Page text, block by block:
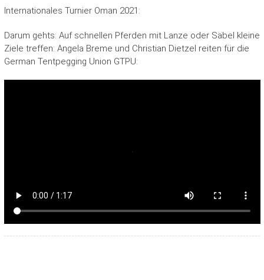
Internationales Turnier Oman 2021:
Darum gehts: Auf schnellen Pferden mit Lanze oder Säbel kleine
Ziele treffen: Angela Breme und Christian Dietzel reiten für die
German Tentpegging Union GTPU: